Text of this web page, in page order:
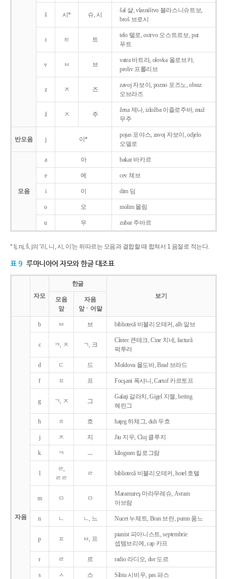
š 시* 슈, 시
šal 샬, vlasništvo 블라스니슈트보,
broš 브로시
t ㅌ 트
telo 텔로, ostrvo 오스트르보, put
푸트
v ㅂ 브
vatra 바트라, olovka 올로브카,
proliv 프롤리브
z ㅈ 즈
zavoj 자보이, pozno 포즈노, obraz
오브라즈
ž ㅈ 주
žena 제나, izložba 이즐로주바, muž
무주
반모음 j 이*
pojas 포야스, zavoj 자보이, odjelo
오델로
모음
a 아 bakar 바카르
e 에 cev 체브
i 이 dim 딤
o 오 molim 몰림
u 우 zubar 주바르
* lj, nj, š, j의 '리, 니, 시, 이'는 뒤따르는 모음과 결합할 때 합쳐서 1 음절로 적는다.
표 9 루마니아어 자모와 한글 대조표
자모
한글
보기
모음
앞
자음
앞ㆍ어말
자음
b ㅂ 브 bibliotecǎ 비블리오테커, alb 알브
c ㅋ, ㅊ ㄱ, 크
Cîntec 큰테크, Cine 치네, facturǎ
팍투러
d ㄷ 드 Moldova 몰도바, Brad 브라드
f ㅍ 프 Focşani 폭샤니, Cartof 카르토프
g ㄱ, ㅈ 그
Galaţi 갈라치, Gigel 지젤, hering
헤린그
h ㅎ 흐 haţeg 하체그, duh 두흐
j ㅈ 지 Jiu 지우, Cluj 클루지
k ㅋ ㅡ kilogram 킬로그람
l
ㄹ,
ㄹㄹ
ㄹ bibliotecǎ 비블리오테커, hotel 호텔
m ㅁ ㅁ
Maramureş 마라무레슈, Avram
아브람
n ㄴ ㄴ, 느 Nucet 누체트, Bran 브란, pumn 품느
p ㅍ ㅂ, 프
pianist 피아니스트, septembrie
셉템브리에, cap 카프
r ㄹ 르 radio 라디오, dor 도르
s ㅅ 스 Sibiu 시비우, pas 파스